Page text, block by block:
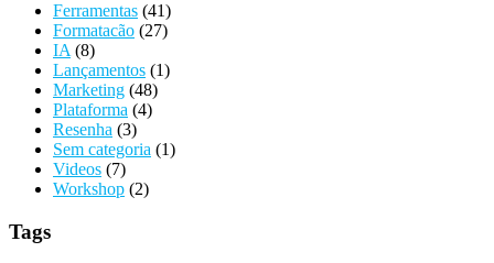
Ferramentas (41)
Formatacão (27)
IA (8)
Lançamentos (1)
Marketing (48)
Plataforma (4)
Resenha (3)
Sem categoria (1)
Videos (7)
Workshop (2)
Tags